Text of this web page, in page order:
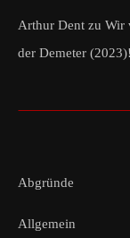
Arthur Dent zu Wir
der Demeter
Abgründe
Allgemein